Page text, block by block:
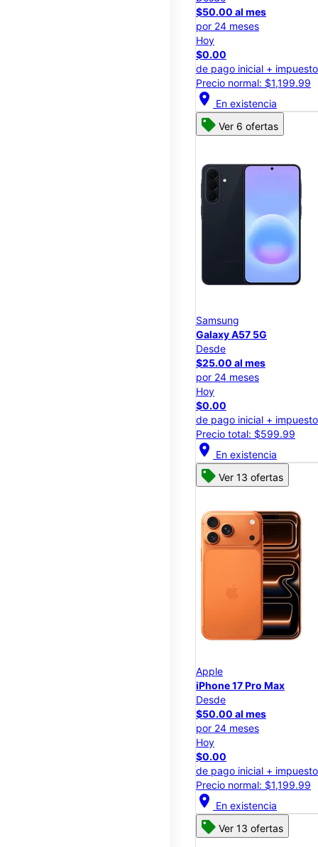
$50.00 al mes
por 24 meses
Hoy
$0.00
de pago inicial +
Precio normal: $1,199.99
location_on En existencia
Ver 6 ofertas
Samsung
Galaxy A57 5G
Desde
$25.00 al mes
por 24 meses
Hoy
$0.00
de pago inicial +
Precio total: $599.99
location_on En existencia
Ver 13 ofertas
Apple
iPhone 17 Pro Max
Desde
$50.00 al mes
por 24 meses
Hoy
$0.00
de pago inicial +
Precio normal: $1,199.99
location_on En existencia
Ver 13 ofertas